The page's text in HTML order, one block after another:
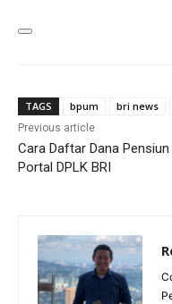
TAGS bpum bri news
Previous article
Cara Daftar Dana Pensiun
Portal DPLK BRI